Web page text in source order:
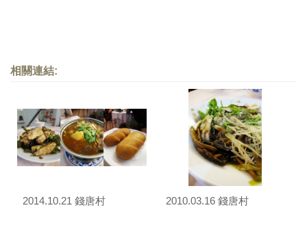
相關連結:
2014.10.21 錢唐村 2010.03.16 錢唐村